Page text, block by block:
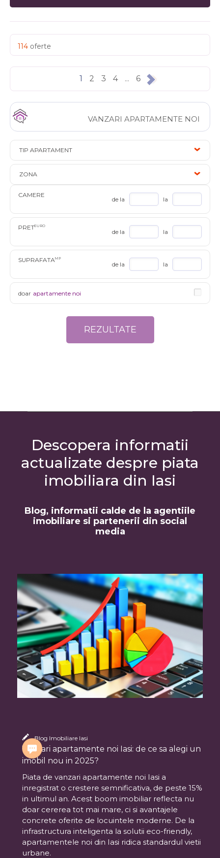
VANZARI APARTAMENTE NOI
TIP APARTAMENT
ZONA
CAMERE
de la la
PRETEURO
de la la
SUPRAFATAMP
de la la
doar apartamente noi
114 oferte
1 2 3 4 ... 6
Descopera informatii
actualizate despre piata
imobiliara din Iasi
Blog, informatii calde de la agentiile
imobiliare si partenerii din social
media
Blog Imobiliare Iasi
Vanzari apartamente noi Iasi: de ce sa alegi un
imobil nou in 2025?
Piata de vanzari apartamente noi Iasi a
inregistrat o crestere semnificativa, de peste 15%
in ultimul an. Acest boom imobiliar reflecta nu
doar cererea tot mai mare, ci si avantajele
concrete oferite de locuintele moderne. De la
infrastructura inteligenta la solutii eco-friendly,
apartamentele noi din Iasi ridica standardul vietii
urbane.